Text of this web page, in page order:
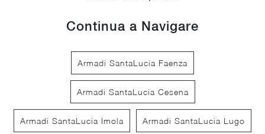
Continua a Navigare
Armadi SantaLucia Faenza
Armadi SantaLucia Cesena
Armadi SantaLucia Imola Armadi SantaLucia Lugo